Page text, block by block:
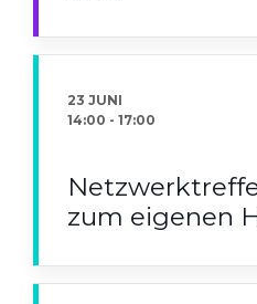
23 JUNI
14:00 - 17:00
zum eigenen